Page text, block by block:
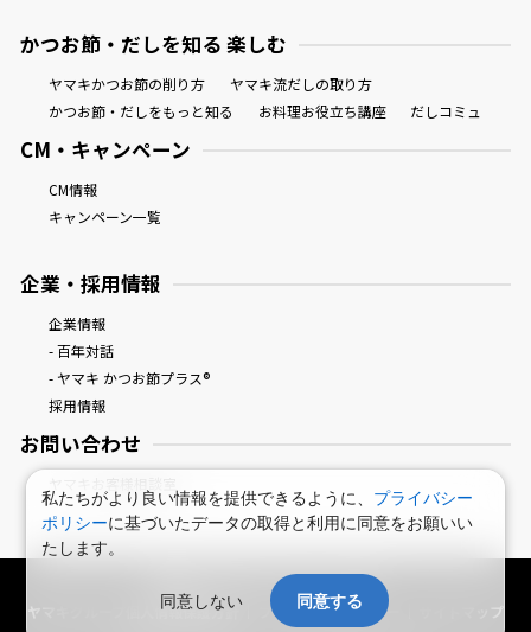
かつお節・だしを知る 楽しむ
ヤマキかつお節の削り方
ヤマキ流だしの取り方
かつお節・だしをもっと知る
お料理お役立ち講座 だしコミュ
CM・キャンペーン
CM情報
キャンペーン一覧
企業・採用情報
企業情報
- 百年対話
- ヤマキ かつお節プラス®
採用情報
お問い合わせ
鰹節屋・だし屋、ヤマキ。 : HOME
ヤマキグループ個人情報保護方針
プライバシーポリシー
サイトマップ
私たちがより良い情報を提供できるように、 プライバシー
ポリシーに基づいたデータの取得と利用に同意をお願いい
たします。
同意しない 同意する